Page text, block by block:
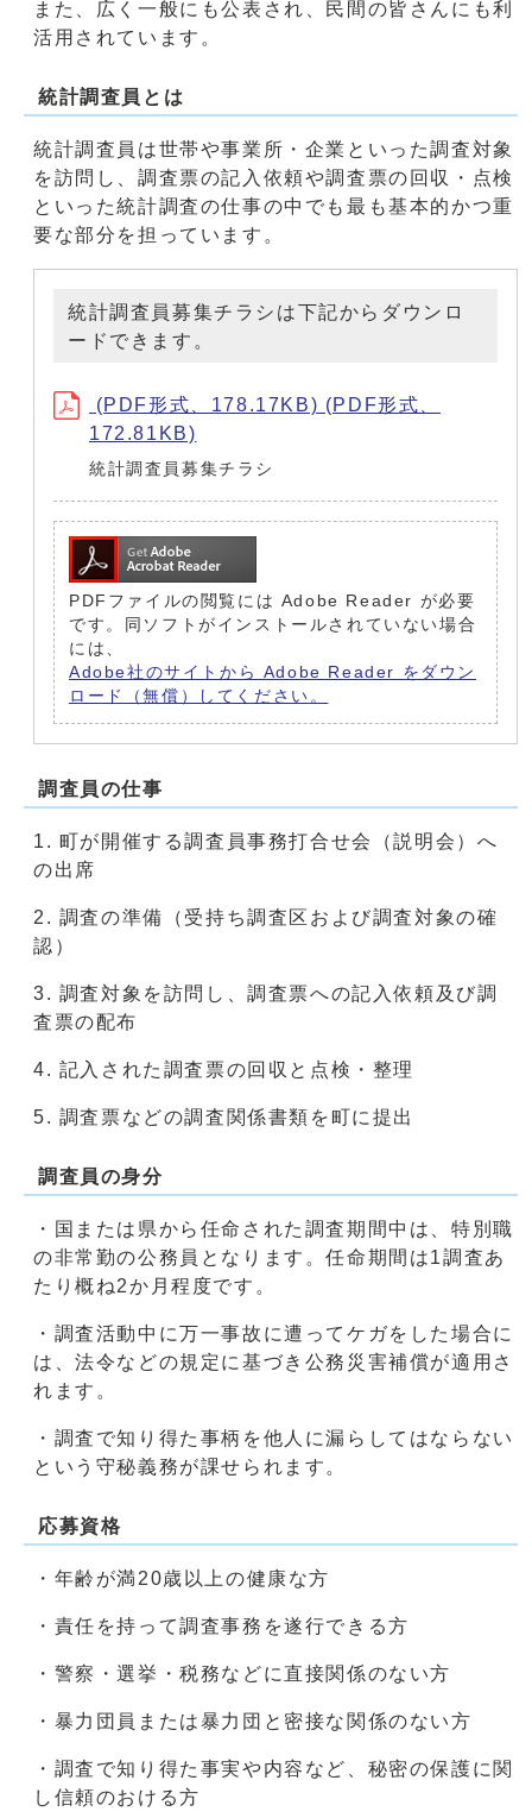
また、広く一般にも公表され、民間の皆さんにも利
活用されています。
統計調査員とは
統計調査員は世帯や事業所・企業といった調査対象
を訪問し、調査票の記入依頼や調査票の回収・点検
といった統計調査の仕事の中でも最も基本的かつ重
要な部分を担っています。
統計調査員募集チラシは下記からダウンロ
ードできます。
(PDF形式、178.17KB) (PDF形式、
172.81KB)
統計調査員募集チラシ
PDFファイルの閲覧には Adobe Reader が必要
です。同ソフトがインストールされていない場合
には、
Adobe社のサイトから Adobe Reader をダウン
ロード（無償）してください。
調査員の仕事
1. 町が開催する調査員事務打合せ会（説明会）へ
の出席
2. 調査の準備（受持ち調査区および調査対象の確
認）
3. 調査対象を訪問し、調査票への記入依頼及び調
査票の配布
4. 記入された調査票の回収と点検・整理
5. 調査票などの調査関係書類を町に提出
調査員の身分
・国または県から任命された調査期間中は、特別職
の非常勤の公務員となります。任命期間は1調査あ
たり概ね2か月程度です。
・調査活動中に万一事故に遭ってケガをした場合に
は、法令などの規定に基づき公務災害補償が適用さ
れます。
・調査で知り得た事柄を他人に漏らしてはならない
という守秘義務が課せられます。
応募資格
・年齢が満20歳以上の健康な方
・責任を持って調査事務を遂行できる方
・警察・選挙・税務などに直接関係のない方
・暴力団員または暴力団と密接な関係のない方
・調査で知り得た事実や内容など、秘密の保護に関
し信頼のおける方